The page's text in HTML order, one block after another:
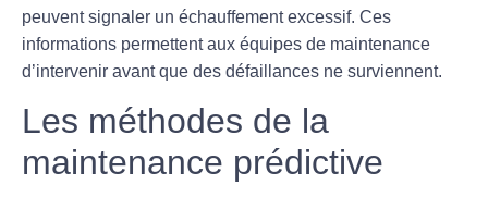
peuvent signaler un échauffement excessif. Ces
informations permettent aux équipes de maintenance
d’intervenir avant que des défaillances ne surviennent.
Les méthodes de la
maintenance prédictive